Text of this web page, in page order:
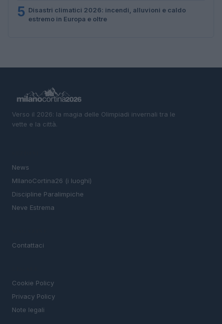
5 Disastri climatici 2026: incendi, alluvioni e caldo
estremo in Europa e oltre
Verso il 2026: la magia delle Olimpiadi invernali tra le
vette e la città.
News
MIlanoCortina26 (i luoghi)
Discipline Paralimpiche
Neve Estrema
Contattaci
Cookie Policy
Privacy Policy
Note legali